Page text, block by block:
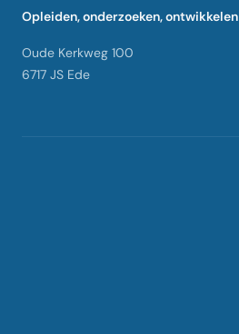
Opleiden, onderzoeken, ontwikkelen
Oude Kerkweg 100
6717 JS Ede